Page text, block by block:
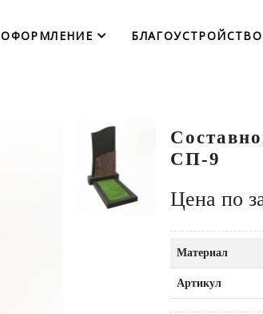
ОФОРМЛЕНИЕ БЛАГОУСТРОЙСТВО
СП-9
Цена по
Материал
Артикул